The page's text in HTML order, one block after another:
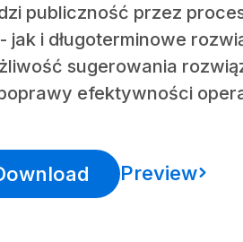
publiczność przez
i długoterminowe
sugerowania
efektywności
Preview